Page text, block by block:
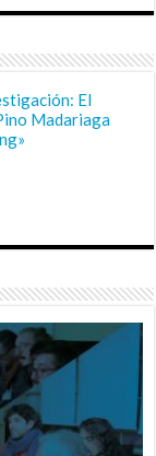
El
Madariaga